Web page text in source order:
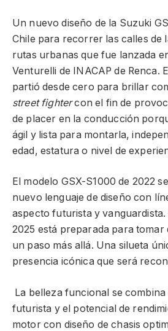
Un nuevo diseño de la Suzuki
Chile para recorrer las calles de
rutas urbanas que fue lanzada
Venturelli de INACAP de Renca.
partió desde cero para brillar
street fightercon el fin de
de placer en la conducción
ágil y lista para montarla,
edad, estatura o nivel de
El modelo GSX-S1000 de 2022
nuevo lenguaje de diseño con
aspecto futurista y
2025 está preparada para tomar
un paso más allá. Una silueta
presencia icónica que será
La belleza funcional se
futurista y el potencial de
motor con diseño de chasis